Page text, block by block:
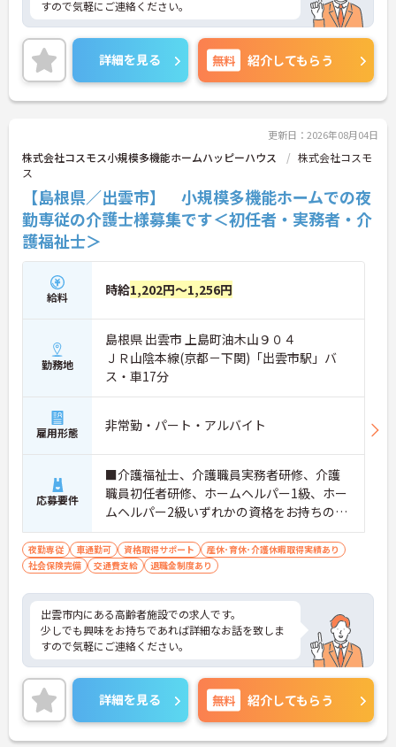
すので気軽にご連絡ください。
詳細を見る 無料 紹介してもらう
更新日：2026年08月04日
株式会社コスモス小規模多機能ホームハッピーハウス
株式会社コスモ
ス
【島根県／出雲市】 小規模多機能ホームでの夜
勤専従の介護士様募集です＜初任者・実務者・介
護福祉士＞
給料 時給1,202円～1,256円
勤務地
島根県 出雲市 上島町油木山９０４
ＪＲ山陰本線(京都－下関)「出雲市駅」バ
ス・車17分
雇用形態 非常勤・パート・アルバイト
応募要件
■介護福祉士、介護職員実務者研修、介護
職員初任者研修、ホームヘルパー1級、ホー
ムヘルパー2級いずれかの資格をお持ちの
方 ※介護職夜勤実務経験2年以上 ■普通自
動車運転免許（AT限定可）
夜勤専従 車通勤可 資格取得サポート
産休･育休･介護休暇取得実績あり
社会保険完備
交通費支給 退職金制度あり
出雲市内にある高齢者施設での求人です。
少しでも興味をお持ちであれば詳細なお話を致しま
すので気軽にご連絡ください。
詳細を見る 無料 紹介してもらう